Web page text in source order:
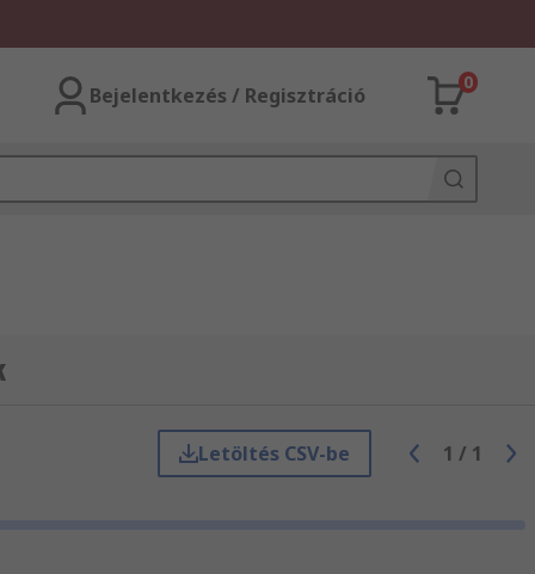
Bejelentkezés / Regisztráció
0
Letöltés CSV-be 1 / 1